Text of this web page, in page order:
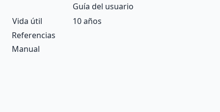
Guía del usuario
Vida útil
10 años
Referencias
Manual